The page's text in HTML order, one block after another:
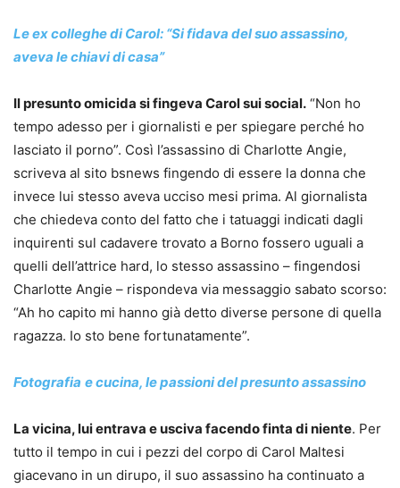
Le ex colleghe di Carol: “Si fidava del suo assassino,
aveva le chiavi di casa”
Il presunto omicida si fingeva Carol sui social. “Non ho
tempo adesso per i giornalisti e per spiegare perché ho
lasciato il porno”. Così l’assassino di Charlotte Angie,
scriveva al sito bsnews fingendo di essere la donna che
invece lui stesso aveva ucciso mesi prima. Al giornalista
che chiedeva conto del fatto che i tatuaggi indicati dagli
inquirenti sul cadavere trovato a Borno fossero uguali a
quelli dell’attrice hard, lo stesso assassino – fingendosi
Charlotte Angie – rispondeva via messaggio sabato scorso:
“Ah ho capito mi hanno già detto diverse persone di quella
ragazza. Io sto bene fortunatamente”.
Fotografia e cucina, le passioni del presunto assassino
La vicina, lui entrava e usciva facendo finta di niente. Per
tutto il tempo in cui i pezzi del corpo di Carol Maltesi
giacevano in un dirupo, il suo assassino ha continuato a